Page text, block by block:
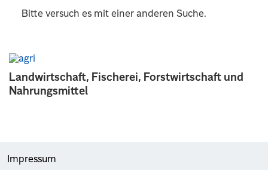
Landwirtschaft, Fischerei, Forstwirtschaft und
Nahrungsmittel
Bitte versuch es mit einer anderen Suche.
Impressum